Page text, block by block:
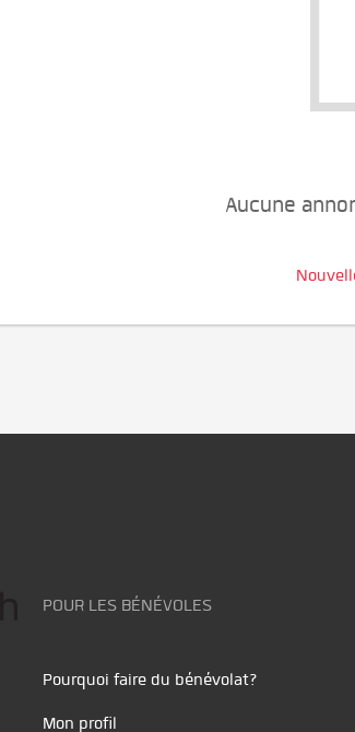
Aucune
POUR LES BÉNÉVOLES
Pourquoi faire du bénévolat?
Mon profil